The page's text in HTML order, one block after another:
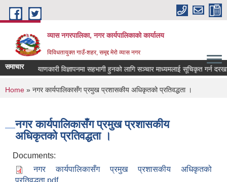
Skip to main content
व्यास नगरपालिका, नगर कार्यपालिकाको कार्यालय
विविधतायुक्त गाउँ-शहर, समृद्द मेरो व्यास नगर
समाचार
लोक कल्याणकारी विज्ञापनमा सहभागी हुनको लागि सञ्चार माध्यमलाई सूचिकृत गर्न
You are here
Home » नगर कार्यपालिकासँग प्रमुख प्रशासकीय अधिकृतको प्रतिवद्धता ।
नगर कार्यपालिकासँग प्रमुख प्रशासकीय
अधिकृतको प्रतिवद्धता ।
Documents:
नगर कार्यपालिकासँग प्रमुख प्रशासकीय अधिकृतको